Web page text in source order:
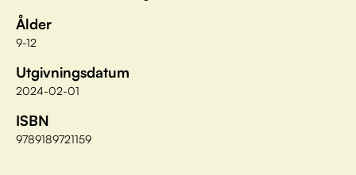
Ålder
9-12
Utgivningsdatum
2024-02-01
ISBN
9789189721159